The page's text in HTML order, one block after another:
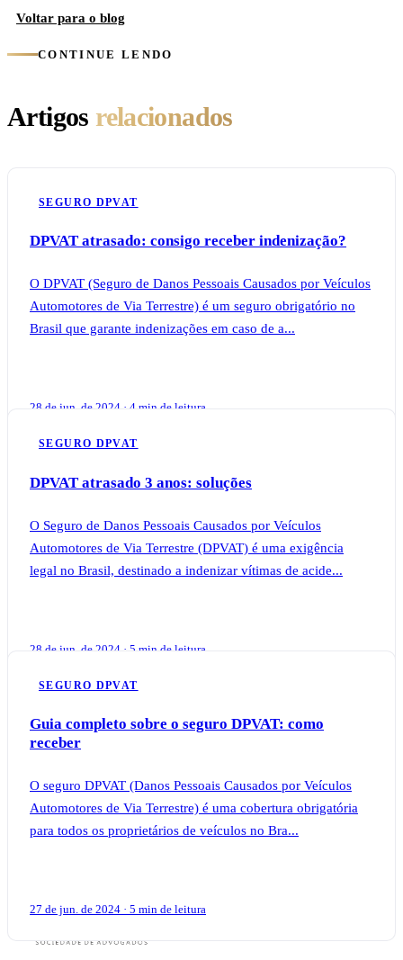
Voltar para o blog
CONTINUE LENDO
Artigos relacionados
SEGURO DPVAT
DPVAT atrasado: consigo receber indenização?
O DPVAT (Seguro de Danos Pessoais Causados por Veículos
Automotores de Via Terrestre) é um seguro obrigatório no
Brasil que garante indenizações em caso de a...
28 de jun. de 2024 · 4 min de leitura
SEGURO DPVAT
DPVAT atrasado 3 anos: soluções
O Seguro de Danos Pessoais Causados por Veículos
Automotores de Via Terrestre (DPVAT) é uma exigência
legal no Brasil, destinado a indenizar vítimas de acide...
28 de jun. de 2024 · 5 min de leitura
SEGURO DPVAT
Guia completo sobre o seguro DPVAT: como
receber
O seguro DPVAT (Danos Pessoais Causados por Veículos
Automotores de Via Terrestre) é uma cobertura obrigatória
para todos os proprietários de veículos no Bra...
27 de jun. de 2024 · 5 min de leitura